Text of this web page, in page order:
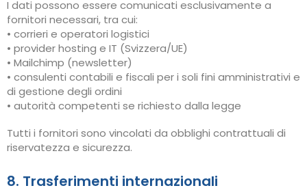
I dati possono essere comunicati esclusivamente a
fornitori necessari, tra cui:
• corrieri e operatori logistici
• provider hosting e IT (Svizzera/UE)
• Mailchimp (newsletter)
• consulenti contabili e fiscali per i soli fini amministrativi e
di gestione degli ordini
• autorità competenti se richiesto dalla legge
Tutti i fornitori sono vincolati da obblighi contrattuali di
riservatezza e sicurezza.
8. Trasferimenti internazionali